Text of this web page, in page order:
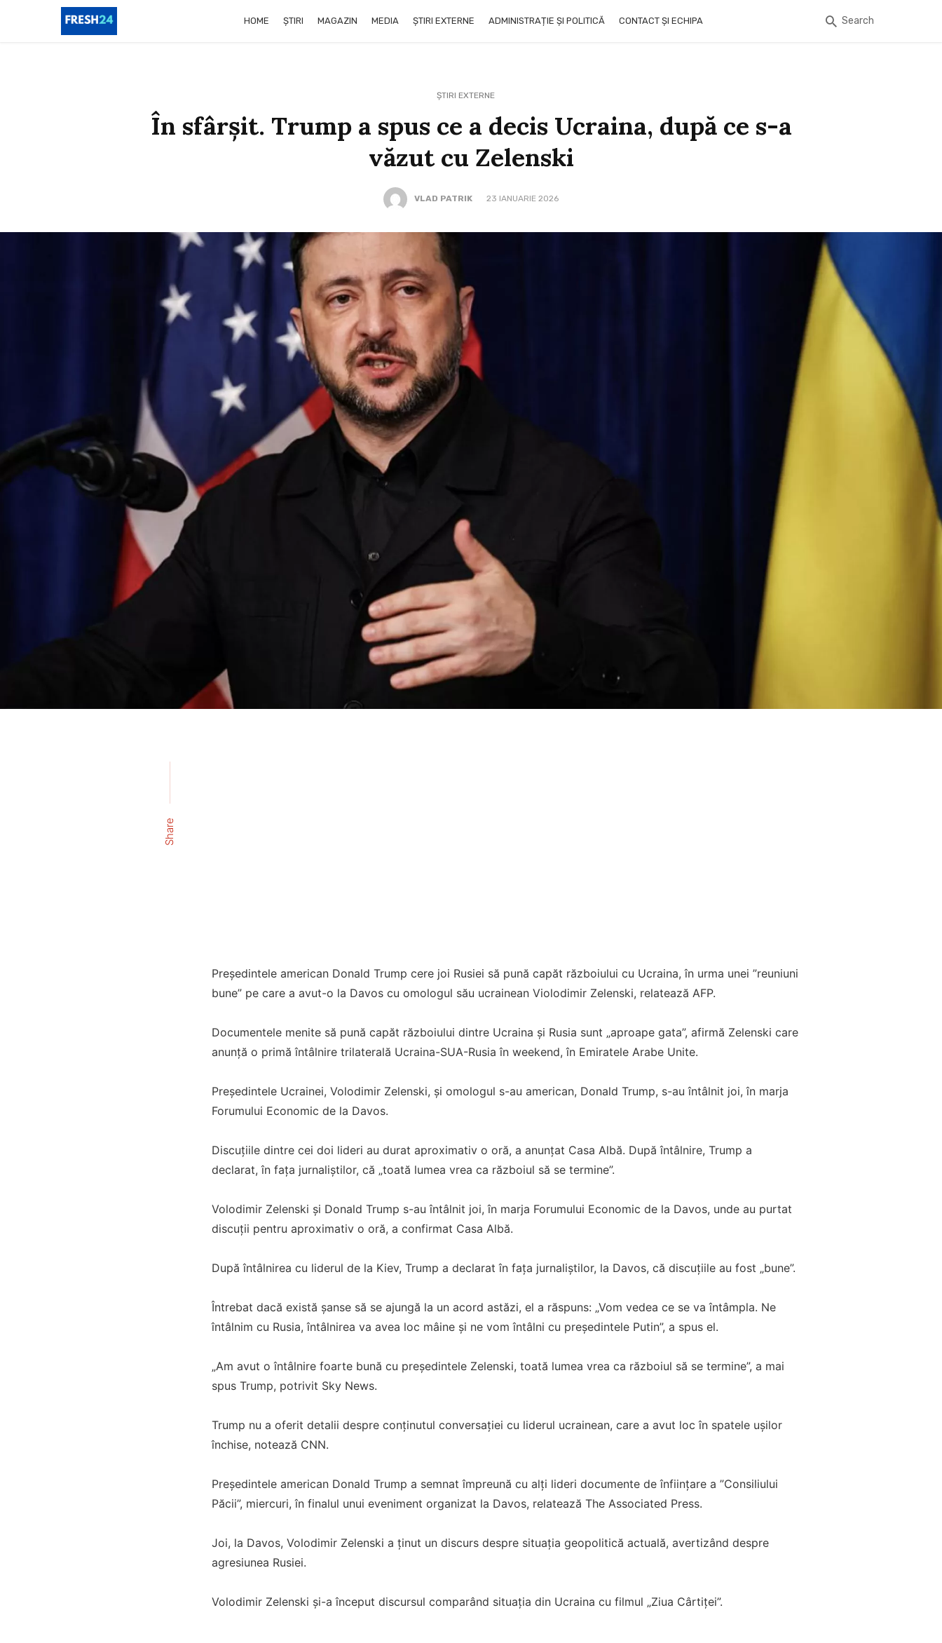
HOME ȘTIRI MAGAZIN MEDIA ȘTIRI EXTERNE ADMINISTRAȚIE ȘI POLITICĂ CONTACT ȘI ECHIPA Search
ȘTIRI EXTERNE
În sfârșit. Trump a spus ce a decis Ucraina, după ce s-a
văzut cu Zelenski
VLAD PATRIK 23 IANUARIE 2026
Share
Preşedintele american Donald Trump cere joi Rusiei să pună capăt războiului cu Ucraina, în urma unei ”reuniuni
bune” pe care a avut-o la Davos cu omologul său ucrainean Violodimir Zelenski, relatează AFP.
Documentele menite să pună capăt războiului dintre Ucraina şi Rusia sunt „aproape gata”, afirmă Zelenski care
anunţă o primă întâlnire trilaterală Ucraina-SUA-Rusia în weekend, în Emiratele Arabe Unite.
Președintele Ucrainei, Volodimir Zelenski, și omologul s-au american, Donald Trump, s-au întâlnit joi, în marja
Forumului Economic de la Davos.
Discuțiile dintre cei doi lideri au durat aproximativ o oră, a anunțat Casa Albă. După întâlnire, Trump a
declarat, în fața jurnaliștilor, că „toată lumea vrea ca războiul să se termine”.
Volodimir Zelenski și Donald Trump s-au întâlnit joi, în marja Forumului Economic de la Davos, unde au purtat
discuții pentru aproximativ o oră, a confirmat Casa Albă.
După întâlnirea cu liderul de la Kiev, Trump a declarat în fața jurnaliștilor, la Davos, că discuțiile au fost „bune”.
Întrebat dacă există șanse să se ajungă la un acord astăzi, el a răspuns: „Vom vedea ce se va întâmpla. Ne
întâlnim cu Rusia, întâlnirea va avea loc mâine și ne vom întâlni cu președintele Putin”, a spus el.
„Am avut o întâlnire foarte bună cu președintele Zelenski, toată lumea vrea ca războiul să se termine”, a mai
spus Trump, potrivit Sky News.
Trump nu a oferit detalii despre conținutul conversației cu liderul ucrainean, care a avut loc în spatele ușilor
închise, notează CNN.
Preşedintele american Donald Trump a semnat împreună cu alţi lideri documente de înfiinţare a ”Consiliului
Păcii”, miercuri, în finalul unui eveniment organizat la Davos, relatează The Associated Press.
Joi, la Davos, Volodimir Zelenski a ținut un discurs despre situația geopolitică actuală, avertizând despre
agresiunea Rusiei.
Volodimir Zelenski și-a început discursul comparând situația din Ucraina cu filmul „Ziua Cârtiței”.